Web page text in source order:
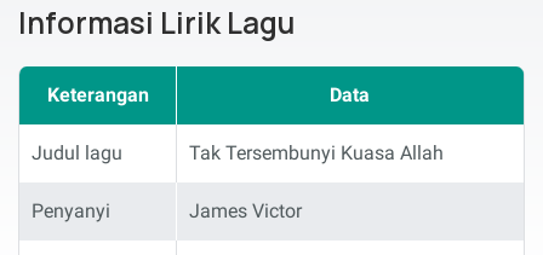
Informasi Lirik Lagu
Keterangan Data
Judul lagu Tak Tersembunyi Kuasa Allah
Penyanyi James Victor